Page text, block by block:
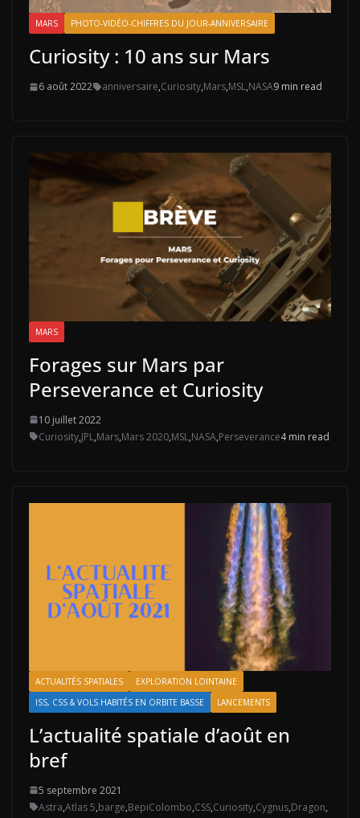
MARS PHOTO-VIDÉO-CHIFFRES DU JOUR-ANNIVERSAIRE
Curiosity : 10 ans sur Mars
6 août 2022 anniversaire,Curiosity,Mars,MSL,NASA9 min read
MARS
Forages sur Mars par
Perseverance et Curiosity
10 juillet 2022
Curiosity,JPL,Mars,Mars 2020,MSL,NASA,Perseverance4 min read
ACTUALITÉS SPATIALES
EXPLORATION LOINTAINE
ISS, CSS & VOLS HABITÉS EN ORBITE BASSE
LANCEMENTS
L’actualité spatiale d’août en
bref
5 septembre 2021
Astra,Atlas 5,barge,BepiColombo,CSS,Curiosity,Cygnus,Dragon,